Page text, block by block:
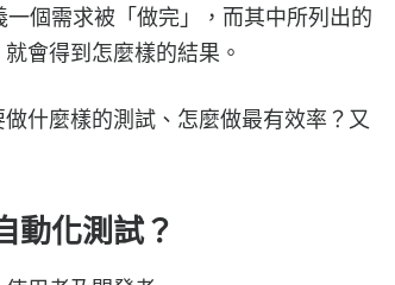
一個需求被「做完」，而其中所列出的
會得到怎麼樣的結果。
什麼樣的測試、怎麼做最有效率？又
動化測試？